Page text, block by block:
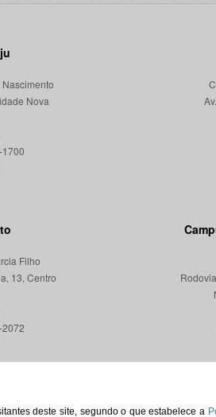
deste site, segundo o que estabelece a
Nova
Filho
13, Centro